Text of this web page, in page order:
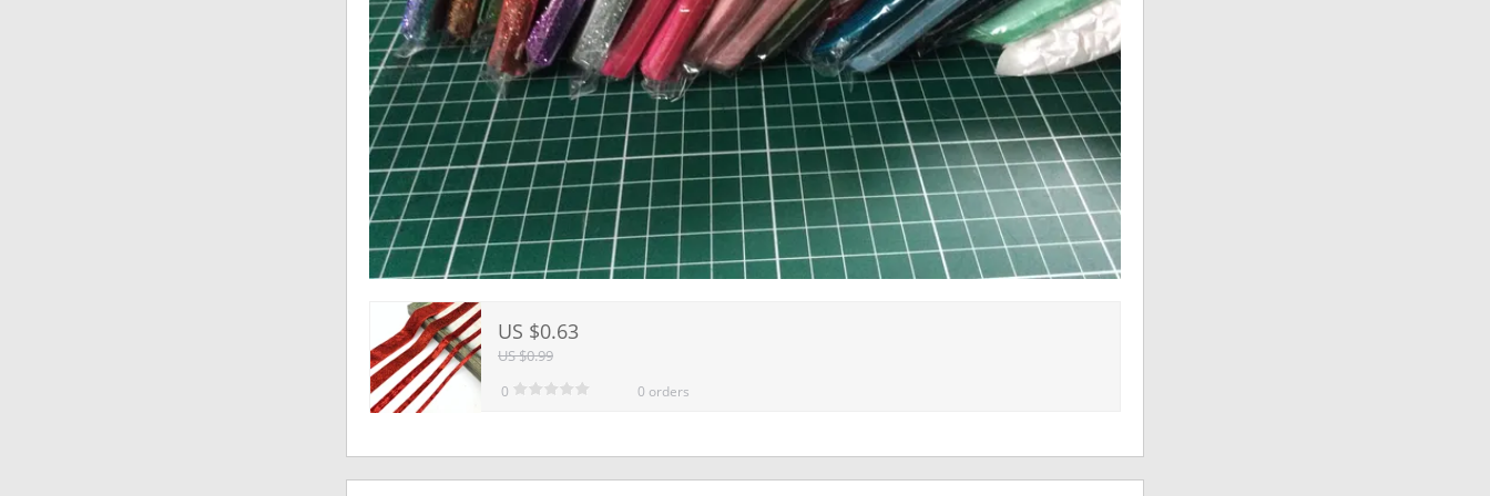
US $0.63
US $0.99
0 0 orders